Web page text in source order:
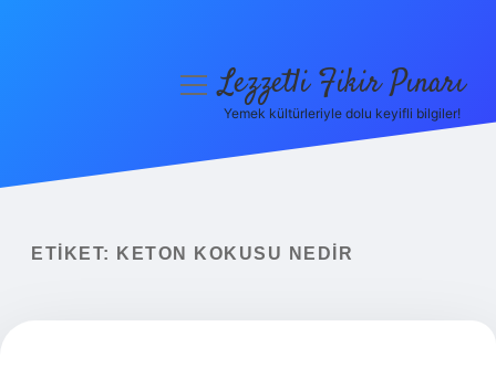
Yasal Uyarı
menüyüLezzetli Fikir Pınarı
Yemek kültürleriyle dolu keyifli bilgiler!
ETIKET: KETON KOKUSU NEDIR